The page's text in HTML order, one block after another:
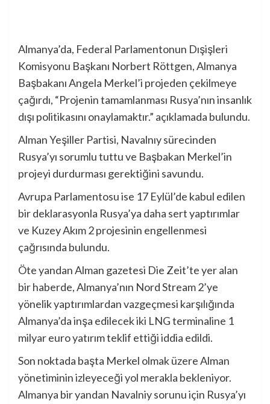
Almanya’da, Federal Parlamentonun Dışişleri
Komisyonu Başkanı Norbert Röttgen, Almanya
Başbakanı Angela Merkel’i projeden çekilmeye
çağırdı, “Projenin tamamlanması Rusya’nın insanlık
dışı politikasını onaylamaktır.” açıklamada bulundu.
Alman Yeşiller Partisi, Navalnıy sürecinden
Rusya’yı sorumlu tuttu ve Başbakan Merkel’in
projeyi durdurması gerektiğini savundu.
Avrupa Parlamentosu ise 17 Eylül’de kabul edilen
bir deklarasyonla Rusya’ya daha sert yaptırımlar
ve Kuzey Akım 2 projesinin engellenmesi
çağrısında bulundu.
Öte yandan Alman gazetesi Die Zeit’te yer alan
bir haberde, Almanya’nın Nord Stream 2’ye
yönelik yaptırımlardan vazgeçmesi karşılığında
Almanya’da inşa edilecek iki LNG terminaline 1
milyar euro yatırım teklif ettiği iddia edildi.
Son noktada başta Merkel olmak üzere Alman
yönetiminin izleyeceği yol merakla bekleniyor.
Almanya bir yandan Navalniy sorunu için Rusya’yı